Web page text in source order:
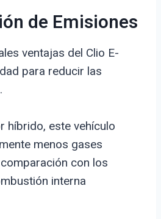
de Emisiones
ventajas del Clio E-
para reducir las
híbrido, este vehículo
menos gases
con los
interna